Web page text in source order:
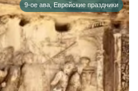
9-ое ава, Еврейские праздники